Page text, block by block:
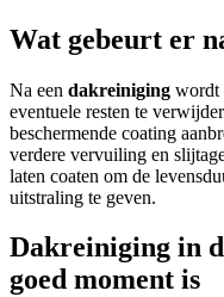
Wat gebeurt er
Na een dakreiniging wordt
eventuele resten te
beschermende coating
verdere vervuiling en
laten coaten om de
uitstraling te geven.
Dakreiniging in
goed moment is